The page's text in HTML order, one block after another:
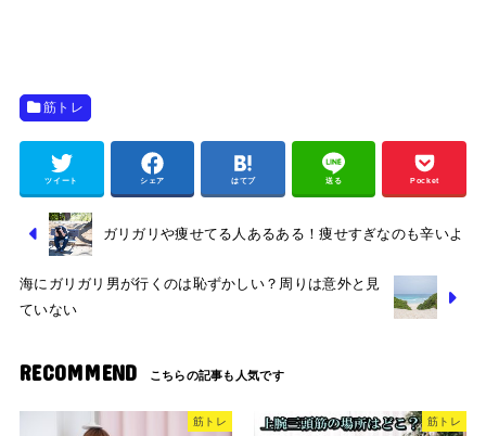
筋トレ
ツイート シェア はてブ 送る Pocket
ガリガリや痩せてる人あるある！痩せすぎなのも辛いよ
海にガリガリ男が行くのは恥ずかしい？周りは意外と見
ていない
RECOMMEND
筋トレ 筋トレ